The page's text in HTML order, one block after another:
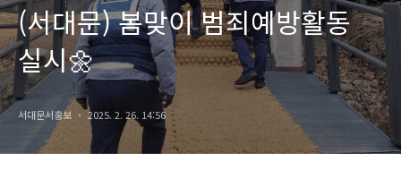
(서대문) 봄맞이 범죄예방활동
실시🌼
서대문서홍보 2025. 2. 26. 14:56